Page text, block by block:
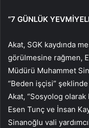
“7 GÜNLÜK
Akat, SGK kaydında
görülmesine rağmen,
Müdürü Muhammet
“Beden işçisi”
Akat, “Sosyolog
Esen Tunç ve İnsan
Sinanoğlu vali